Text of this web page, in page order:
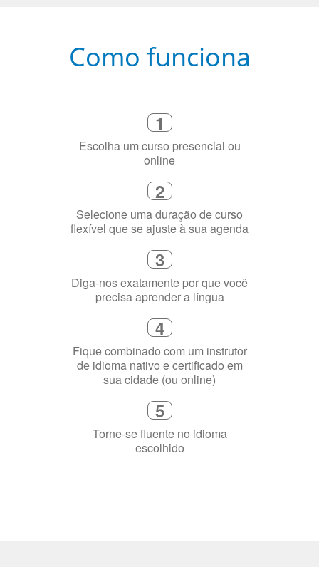
Como funciona
1
Escolha um curso presencial ou
online
2
Selecione uma duração de curso
flexível que se ajuste à sua agenda
3
Diga-nos exatamente por que você
precisa aprender a língua
4
Fique combinado com um instrutor
de idioma nativo e certificado em
sua cidade (ou online)